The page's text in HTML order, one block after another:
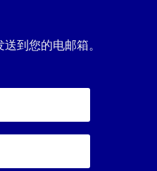
到您的电邮箱。